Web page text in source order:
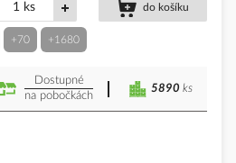
ks do košíku
+70 +1680
Dostupné
na pobočkách
5890 ks